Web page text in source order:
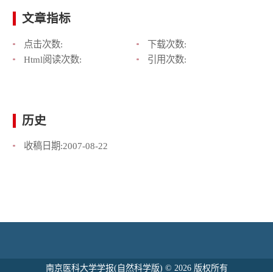
文章指标
点击次数:
下载次数:
Html阅读次数:
引用次数:
历史
收稿日期:2007-08-22
南京医科大学学报(自然科学版) © 2026 版权所有